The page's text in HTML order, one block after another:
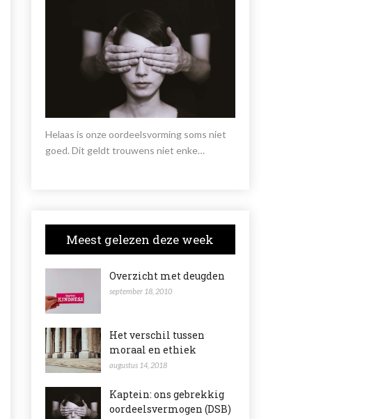
Helaas is onze oordeelsvorming soms niet
goed. Dit geldt trouwens niet enke…
Meest gelezen deze week
Overzicht met deugden
september 18, 2010
Het verschil tussen
moraal en ethiek
augustus 14, 2018
Kaptein: ons gebrekkig
oordeelsvermogen (DSB)